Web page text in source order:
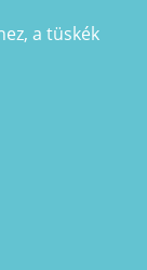
a tüskék